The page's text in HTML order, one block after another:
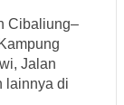
Cibaliung–
Jalan
lainnya di